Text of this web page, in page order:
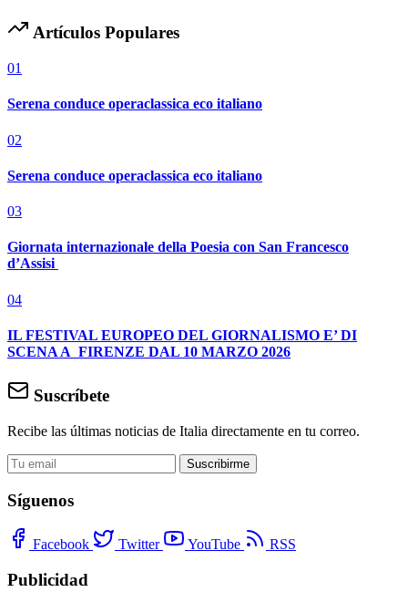
Artículos Populares
01
Serena conduce operaclassica eco italiano
02
Serena conduce operaclassica eco italiano
03
Giornata internazionale della Poesia con San Francesco
d’Assisi
04
IL FESTIVAL EUROPEO DEL GIORNALISMO E’ DI
SCENA A FIRENZE DAL 10 MARZO 2026
Suscríbete
Recibe las últimas noticias de Italia directamente en tu correo.
Suscribirme
Síguenos
Facebook Twitter YouTube RSS
Publicidad